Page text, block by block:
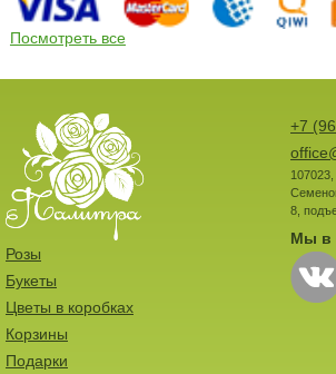
Посмотреть все
+7
107023,
8,
Мы в
Розы
Букеты
Цветы в коробках
Корзины
Подарки